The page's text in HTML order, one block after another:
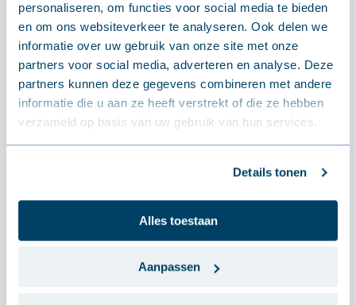
personaliseren, om functies voor social media te bieden
en om ons websiteverkeer te analyseren. Ook delen we
informatie over uw gebruik van onze site met onze
partners voor social media, adverteren en analyse. Deze
partners kunnen deze gegevens combineren met andere
informatie die u aan ze heeft verstrekt of die ze hebben
verzameld op basis van uw gebruik van hun services.
Details tonen
Alles toestaan
Aanpassen
Type metaal Polycarbonaat
Isolatie B-s2,d0 volgens EN 13501-1:2019
Schokbestendigheid
SB1200 (EN 16153:2013+A1:2015), Class A
(ACR[M]001)
Luchtdoorlaatbaarheid < 10 m³/h.m bij 50 Pa
Waterdoorlatendheid
≤ 600 Pa (Klasse B)
Doordringbaarheidsgraad (Te) 51%
Transparantie 53% volgens ASTM D1003
Thermische uitzetting 0.065 mm/m/K